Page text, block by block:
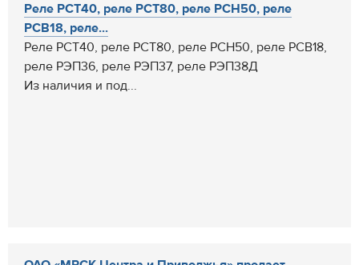
Реле РСТ40, реле РСТ80, реле РСН50, реле
РСВ18, реле...
Реле РСТ40, реле РСТ80, реле РСН50, реле РСВ18,
реле РЭП36, реле РЭП37, реле РЭП38Д
Из наличия и под...